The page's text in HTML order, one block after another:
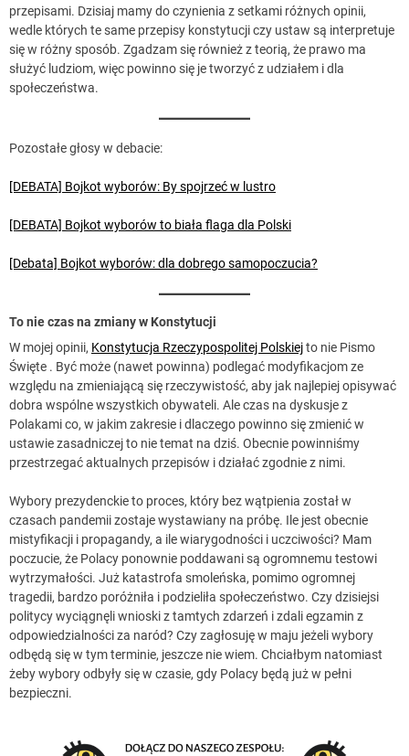
przepisami. Dzisiaj mamy do czynienia z setkami różnych opinii,
wedle których te same przepisy konstytucji czy ustaw są interpretuje
się w różny sposób. Zgadzam się również z teorią, że prawo ma
służyć ludziom, więc powinno się je tworzyć z udziałem i dla
społeczeństwa.
Pozostałe głosy w debacie:
[DEBATA] Bojkot wyborów: By spojrzeć w lustro
[DEBATA] Bojkot wyborów to biała flaga dla Polski
[Debata] Bojkot wyborów: dla dobrego samopoczucia?
To nie czas na zmiany w Konstytucji
W mojej opinii, Konstytucja Rzeczypospolitej Polskiejto nie Pismo
Święte . Być może (nawet powinna) podlegać modyfikacjom ze
względu na zmieniającą się rzeczywistość, aby jak najlepiej opisywać
dobra wspólne wszystkich obywateli. Ale czas na dyskusje z
Polakami co, w jakim zakresie i dlaczego powinno się zmienić w
ustawie zasadniczej to nie temat na dziś. Obecnie powinniśmy
przestrzegać aktualnych przepisów i działać zgodnie z nimi.
Wybory prezydenckie to proces, który bez wątpienia został w
czasach pandemii zostaje wystawiany na próbę. Ile jest obecnie
mistyfikacji i propagandy, a ile wiarygodności i uczciwości? Mam
poczucie, że Polacy ponownie poddawani są ogromnemu testowi
wytrzymałości. Już katastrofa smoleńska, pomimo ogromnej
tragedii, bardzo poróżniła i podzieliła społeczeństwo. Czy dzisiejsi
politycy wyciągnęli wnioski z tamtych zdarzeń i zdali egzamin z
odpowiedzialności za naród? Czy zagłosuję w maju jeżeli wybory
odbędą się w tym terminie, jeszcze nie wiem. Chciałbym natomiast
żeby wybory odbyły się w czasie, gdy Polacy będą już w pełni
bezpieczni.